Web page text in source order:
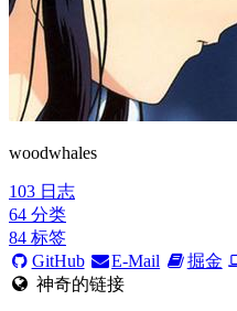
woodwhales
103 日志
64 分类
84 标签
GitHub
E-Mail 掘金
神奇的链接